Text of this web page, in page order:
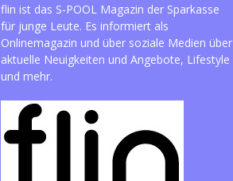
flin ist das S-POOL Magazin der Sparkasse
für junge Leute. Es informiert als
Onlinemagazin und über soziale Medien über
aktuelle Neuigkeiten und Angebote, Lifestyle
und mehr.